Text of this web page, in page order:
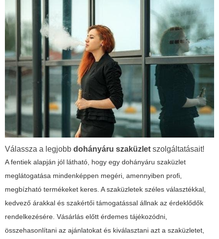
Válassza a legjobb dohányáru szaküzlet szolgáltatásait!
A fentiek alapján jól látható, hogy egy dohányáru szaküzlet
meglátogatása mindenképpen megéri, amennyiben profi,
megbízható termékeket keres. A szaküzletek széles választékkal,
kedvező árakkal és szakértői támogatással állnak az érdeklődők
rendelkezésére. Vásárlás előtt érdemes tájékozódni,
összehasonlítani az ajánlatokat és kiválasztani azt a szaküzletet,